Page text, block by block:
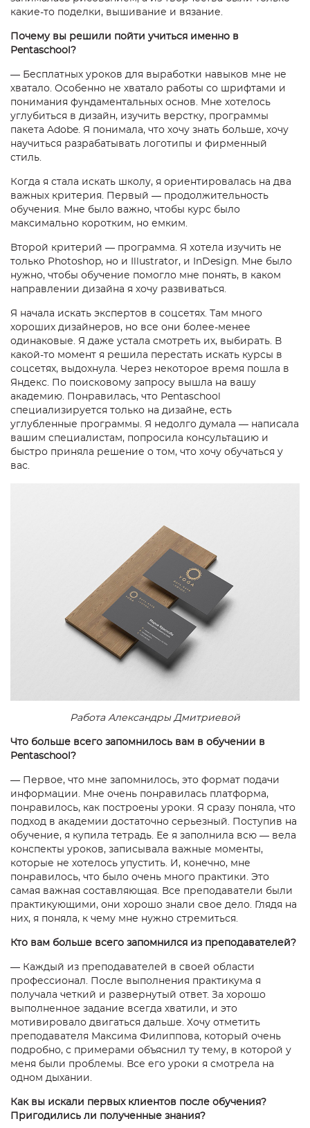
какие-то поделки, вышивание и вязание.
Почему вы решили пойти учиться именно в
Pentaschool?
— Бесплатных уроков для выработки навыков мне не
хватало. Особенно не хватало работы со шрифтами и
понимания фундаментальных основ. Мне хотелось
углубиться в дизайн, изучить верстку, программы
пакета Adobe. Я понимала, что хочу знать больше, хочу
научиться разрабатывать логотипы и фирменный
стиль.
Когда я стала искать школу, я ориентировалась на два
важных критерия. Первый — продолжительность
обучения. Мне было важно, чтобы курс было
максимально коротким, но емким.
Второй критерий — программа. Я хотела изучить не
только Photoshop, но и Illustrator, и InDesign. Мне было
нужно, чтобы обучение помогло мне понять, в каком
направлении дизайна я хочу развиваться.
Я начала искать экспертов в соцсетях. Там много
хороших дизайнеров, но все они более-менее
одинаковые. Я даже устала смотреть их, выбирать. В
какой-то момент я решила перестать искать курсы в
соцсетях, выдохнула. Через некоторое время пошла в
Яндекс. По поисковому запросу вышла на вашу
академию. Понравилась, что Pentaschool
специализируется только на дизайне, есть
углубленные программы. Я недолго думала — написала
вашим специалистам, попросила консультацию и
быстро приняла решение о том, что хочу обучаться у
вас.
Работа Александры Дмитриевой
Что больше всего запомнилось вам в обучении в
Pentaschool?
— Первое, что мне запомнилось, это формат подачи
информации. Мне очень понравилась платформа,
понравилось, как построены уроки. Я сразу поняла, что
подход в академии достаточно серьезный. Поступив на
обучение, я купила тетрадь. Ее я заполнила всю — вела
конспекты уроков, записывала важные моменты,
которые не хотелось упустить. И, конечно, мне
понравилось, что было очень много практики. Это
самая важная составляющая.
Все преподаватели были
практикующими, они хорошо знали свое дело. Глядя на
них, я поняла, к чему мне нужно стремиться.
Кто вам больше всего запомнился из преподавателей?
— Каждый из преподавателей в своей области
профессионал. После выполнения практикума я
получала четкий и развернутый ответ. За хорошо
выполненное задание всегда хватили, и это
мотивировало двигаться дальше. Хочу отметить
преподавателя Максима Филиппова, который очень
подробно, с примерами объяснил ту тему, в которой у
меня были проблемы. Все его уроки я смотрела на
одном дыхании.
Как вы искали первых клиентов после обучения?
Пригодились ли полученные знания?